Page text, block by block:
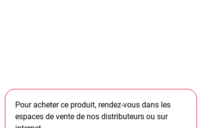
Pour acheter ce produit, rendez-vous dans les
espaces de vente de nos distributeurs ou sur